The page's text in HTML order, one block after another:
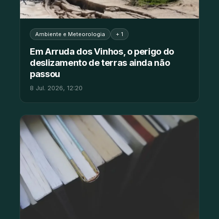
Ambiente e Meteorologia + 1
Em Arruda dos Vinhos, o perigo do
deslizamento de terras ainda não
passou
8 Jul. 2026, 12:20